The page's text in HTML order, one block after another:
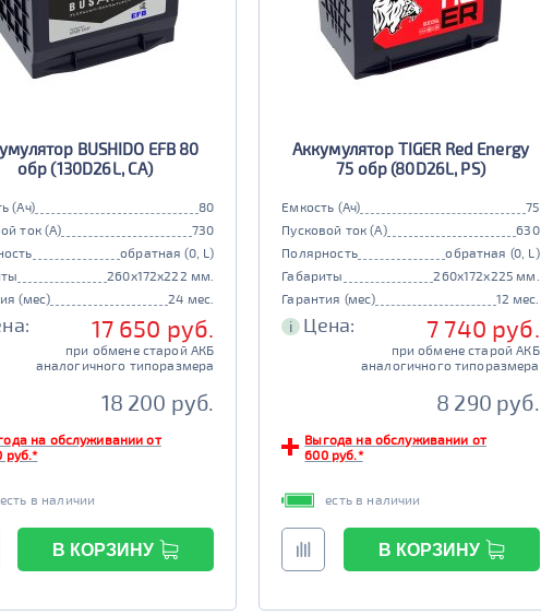
BUSHIDO EFB 80
обр (130D26L, CA)
(Ач)
80
ток (А)
730
обратная (0, L)
260x172x222 мм.
(мес)
24 мес.
17 650 руб.
при обмене старой АКБ
аналогичного типоразмера
18 200 руб.
на обслуживании от
руб.*
есть в наличии
В КОРЗИНУ
Аккумулятор TIGER Red Energy
75 обр (80D26L, PS)
Емкость (Ач)
75
Пусковой ток (А)
630
Полярность
обратная (0, L)
Габариты
260x172x225 мм.
Гарантия (мес)
12 мес.
i Цена: 7 740 руб.
при обмене старой АКБ
аналогичного типоразмера
8 290 руб.
Выгода на обслуживании от
600 руб.*
есть в наличии
В КОРЗИНУ